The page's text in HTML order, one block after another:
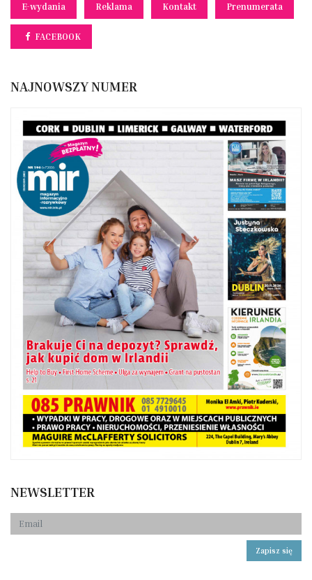
E-wydania Reklama Kontakt Prenumerata
FACEBOOK
NAJNOWSZY NUMER
NEWSLETTER
Zapisz się